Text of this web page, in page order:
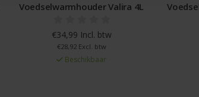
Voedselwarmhouder Valira 4L
€34,99 Incl. btw
€28,92 Excl. btw
Beschikbaar